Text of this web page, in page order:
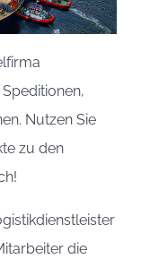
Nutzen Sie
zu den
die